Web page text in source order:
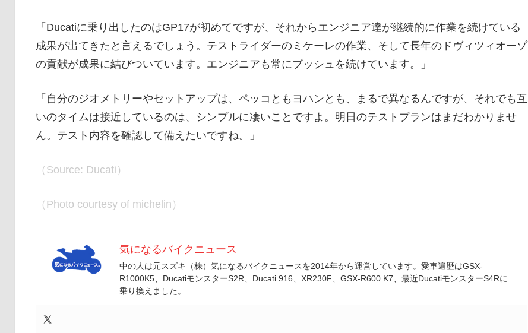
「Ducatiに乗り出したのはGP17が初めてですが、それからエンジニア達が継続的に作業を続けている
成果が出てきたと言えるでしょう。テストライダーのミケーレの作業、そして長年のドヴィツィオーゾ
の貢献が成果に結びついています。エンジニアも常にプッシュを続けています。」
「自分のジオメトリーやセットアップは、ペッコともヨハンとも、まるで異なるんですが、それでも互
いのタイムは接近しているのは、シンプルに凄いことですよ。明日のテストプランはまだわかりませ
ん。テスト内容を確認して備えたいですね。」
（Source: Ducati）
（Photo courtesy of michelin）
気になるバイクニュース
中の人は元スズキ（株）気になるバイクニュースを2014年から運営しています。愛車遍歴はGSX-
R1000K5、DucatiモンスターS2R、Ducati 916、XR230F、GSX-R600 K7、最近DucatiモンスターS4Rに
乗り換えました。